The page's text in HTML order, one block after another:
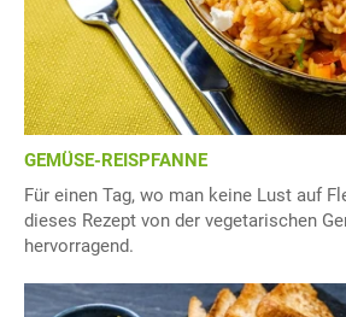
GEMÜSE-REISPFANNE
Für einen Tag, wo man keine Lust auf
dieses Rezept von der vegetarischen
hervorragend.